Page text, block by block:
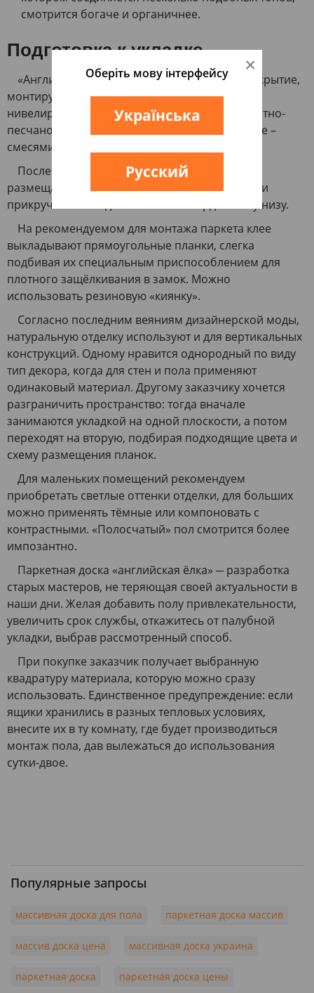
смотрится богаче и органичнее.
Подготовка к укладке
«Английская ёлка», как и любое штучное покрытие,
монтируется на ровный «черновой» пол. Его
нивелирование выполняют с помощью цементно-
песчаной стяжки, а при значительном рельефе –
смесями для формирования наливных полов.
После высыхания подготовительного слоя
размещают фанерные листы, приклеиваемые и
прикручиваемые дюбелями к затвердевшему низу.
На рекомендуемом для монтажа паркета клее
выкладывают прямоугольные планки, слегка
подбивая их специальным приспособлением для
плотного защёлкивания в замок. Можно
использовать резиновую «киянку».
Согласно последним веяниям дизайнерской моды,
натуральную отделку используют и для вертикальных
конструкций. Одному нравится однородный по виду
тип декора, когда для стен и пола применяют
одинаковый материал. Другому заказчику хочется
разграничить пространство: тогда вначале
занимаются укладкой на одной плоскости, а потом
переходят на вторую, подбирая подходящие цвета и
схему размещения планок.
Для маленьких помещений рекомендуем
приобретать светлые оттенки отделки, для больших
можно применять тёмные или компоновать с
контрастными. «Полосчатый» пол смотрится более
импозантно.
Паркетная доска «английская ёлка» ─ разработка
старых мастеров, не теряющая своей актуальности в
наши дни. Желая добавить полу привлекательности,
увеличить срок службы, откажитесь от палубной
укладки, выбрав рассмотренный способ.
При покупке заказчик получает выбранную
квадратуру материала, которую можно сразу
использовать. Единственное предупреждение: если
ящики хранились в разных тепловых условиях,
внесите их в ту комнату, где будет производиться
монтаж пола, дав вылежаться до использования
сутки-двое.
Популярные запросы
массивная доска для пола паркетная доска массив
массив доска цена массивная доска украина
паркетная доска паркетная доска цены
×
Оберіть мову інтерфейсу
Українська
Русский